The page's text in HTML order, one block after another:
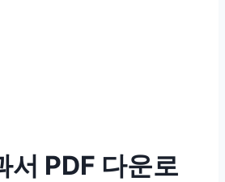
PDF 다운로